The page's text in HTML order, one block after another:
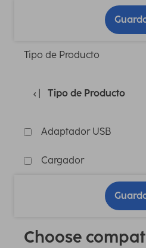
Tipo de Producto
Tipo de Producto
Adaptador USB
Cargador
Choose